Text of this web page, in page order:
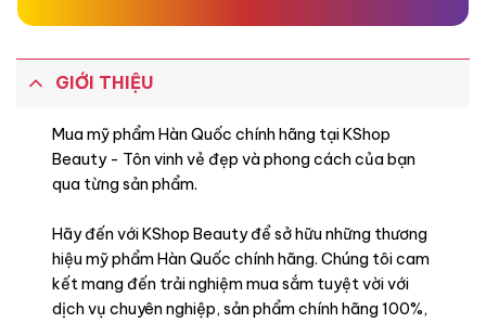
GIỚI THIỆU
Mua mỹ phẩm Hàn Quốc chính hãng tại KShop
Beauty - Tôn vinh vẻ đẹp và phong cách của bạn
qua từng sản phẩm.
Hãy đến với KShop Beauty để sở hữu những thương
hiệu mỹ phẩm Hàn Quốc chính hãng. Chúng tôi cam
kết mang đến trải nghiệm mua sắm tuyệt vời với
dịch vụ chuyên nghiệp, sản phẩm chính hãng 100%,